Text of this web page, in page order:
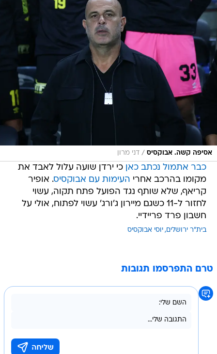
אסיפה קשה. אבוקסיס / דני מרון
כבר אתמול נכתב כאן כי ירדן שועה עלול לאבד את
מקומו בהרכב אחרי העימות עם אבוקסיס. אופיר
קריאף, שלא שותף נגד הפועל פתח תקוה, עשוי
לחזור ל-11 כשגם מיירון ג'ורג' עשוי לפתוח, אולי על
חשבון פרד פריידיי.
בית"ר ירושלים יוסי אבוקסיס
טרם התפרסמו תגובות